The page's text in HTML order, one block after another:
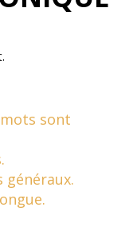
sont
généraux.